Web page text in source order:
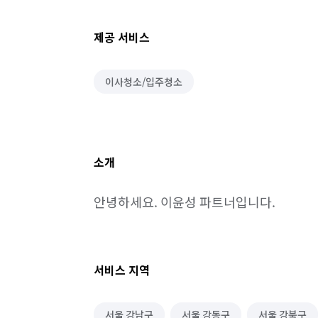
제공 서비스
이사청소/입주청소
소개
안녕하세요. 이윤성 파트너입니다.
서비스 지역
서울 강남구 서울 강동구 서울 강북구